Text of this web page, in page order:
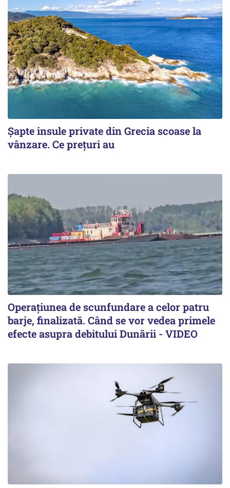
Șapte insule private din Grecia scoase la
vânzare. Ce prețuri au
Operațiunea de scunfundare a celor patru
barje, finalizată. Când se vor vedea primele
efecte asupra debitului Dunării - VIDEO